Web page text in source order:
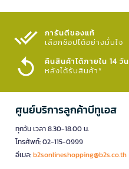
การันตีของแท้
เลือกช้อปได้อย่างมั่นใจ​
คืนสินค้าได้ภายใน 14 วัน
หลังได้รับสินค้า*
ศูนย์บริการลูกค้าบีทูเอส
ทุกวัน เวลา 8.30-18.00 น.
โทรศัพท์: 02-115-0999
อีเมล:b2sonlineshopping@b2s.co.th